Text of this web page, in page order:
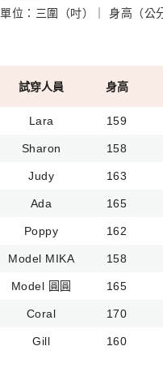
單位：三圍（吋）｜ 身高（公
試穿人員 身高
Lara 159
Sharon 158
Judy 163
Ada 165
Poppy 162
Model MIKA 158
Model 圓圓 165
Coral 170
Gill 160